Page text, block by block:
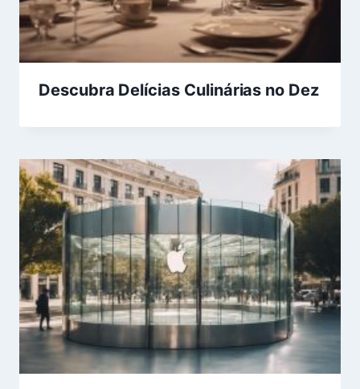
Descubra Delícias Culinárias no Dez